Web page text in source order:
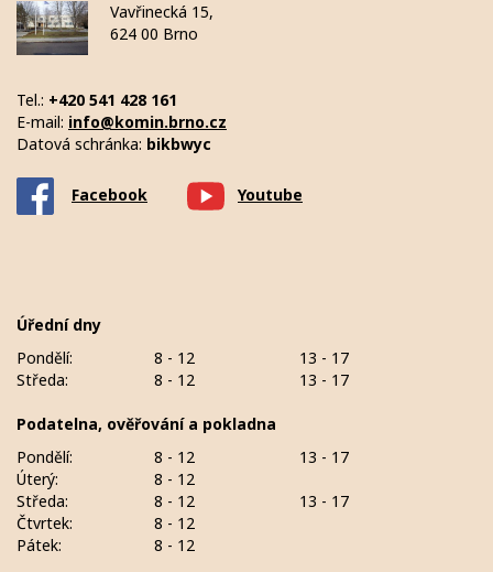
Vavřinecká 15,
624 00 Brno
Tel.: +420 541 428 161
E-mail: info@komin.brno.cz
Datová schránka: bikbwyc
Facebook Youtube
Úřední dny
Pondělí:
8 - 12
13 - 17
Středa:
8 - 12 13 - 17
Podatelna, ověřování a pokladna
Pondělí:
8 - 12
13 - 17
Úterý:
8 - 12
Středa:
8 - 12
13 - 17
Čtvrtek:
8 - 12
Pátek:
8 - 12